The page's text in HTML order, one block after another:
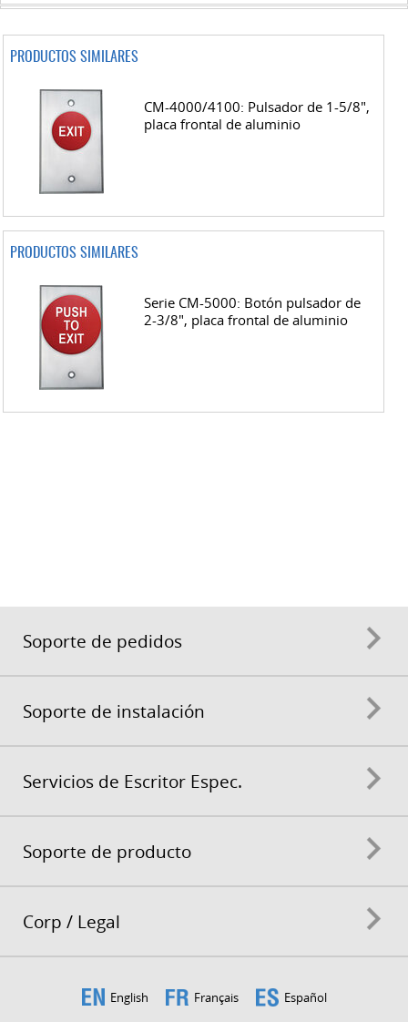
PRODUCTOS SIMILARES
CM-4000/4100: Pulsador de 1-5/8",
placa frontal de aluminio
PRODUCTOS SIMILARES
Serie CM-5000: Botón pulsador de
2-3/8", placa frontal de aluminio
Soporte de pedidos
Soporte de instalación
Servicios de Escritor Espec.
Soporte de producto
Corp / Legal
English Français Español